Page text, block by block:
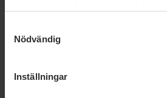
samlat in när du har använt deras
Nödvändig
Inställningar
16 april 2026